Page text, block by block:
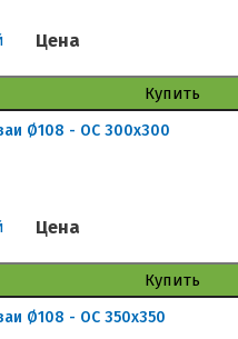
Цена
Купить
Ø108 - ОС 300x300
Цена
Купить
Ø108 - ОС 350x350